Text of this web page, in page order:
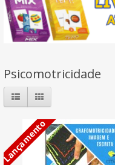
Psicomotricidade
Lançamento